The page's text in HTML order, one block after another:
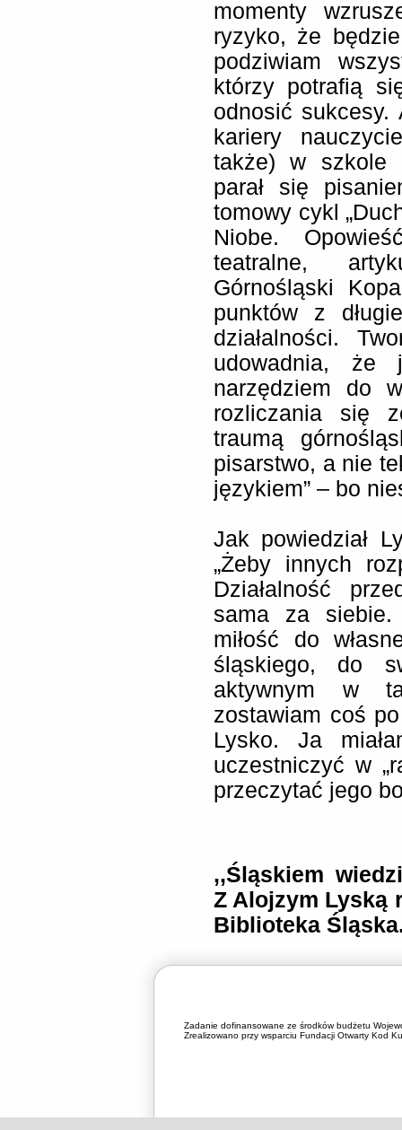
momenty
ryzyko, że
podziwiam
którzy potrafią
odnosić sukcesy.
kariery
także) w szkole
parał się
tomowy cykl „
Niobe.
teatralne,
Górnośląski
punktów z
działalności.
udowadnia,
narzędziem do
rozliczania się
traumą
pisarstwo, a nie
językiem” – bo
Jak powiedział
„Żeby innych
Działalność
sama za
miłość do
śląskiego, do
aktywnym w
zostawiam coś
Lysko. Ja
uczestniczyć w „
przeczytać jego
,,Śląskiem
Z Alojzym Lyską
Biblioteka
Zadanie dofinansowane ze środków budżetu
Zrealizowano przy wsparciu Fundacji Otwarty Kod